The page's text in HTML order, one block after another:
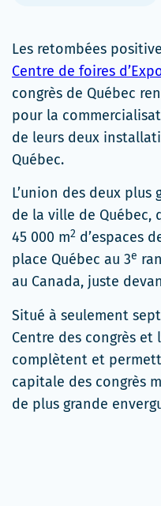
Les retombées
Centre de foires
congrès de Québec
pour la
de leurs deux
Québec.
L’union des deux
de la ville de Québec,
45 000 m2 d’espaces
place Québec au 3e
au Canada, juste
Situé à seulement
Centre des congrès et
complètent et
capitale des congrès
de plus grande